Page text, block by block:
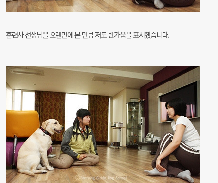
훈련사 선생님을 오랜만에 본 만큼 저도 반가움을 표시했습니다.